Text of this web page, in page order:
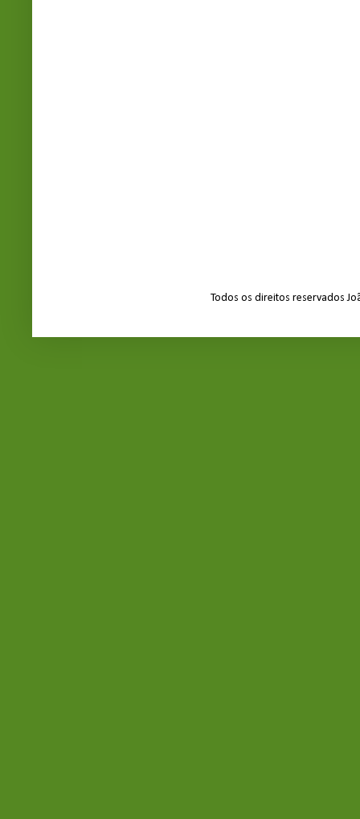
Todos os direitos reservados